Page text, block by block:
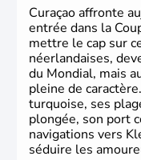
Curaçao affronte
entrée dans la
mettre le cap sur
néerlandaises,
du Mondial, mais
pleine de
turquoise, ses
plongée, son port
navigations vers
séduire les